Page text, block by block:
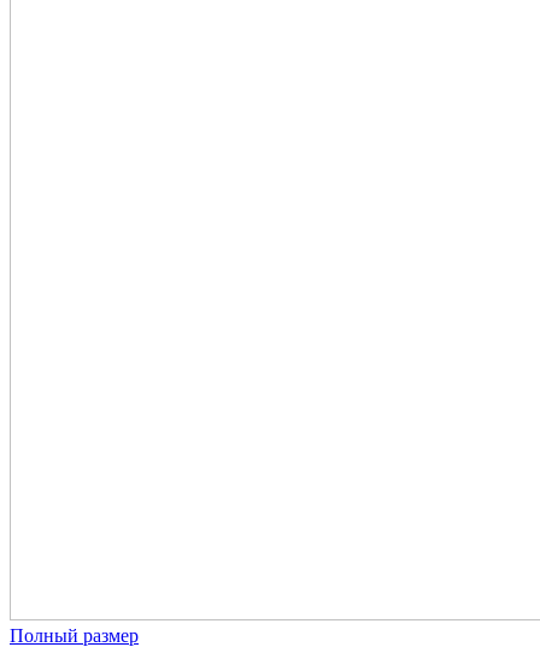
Полный размер